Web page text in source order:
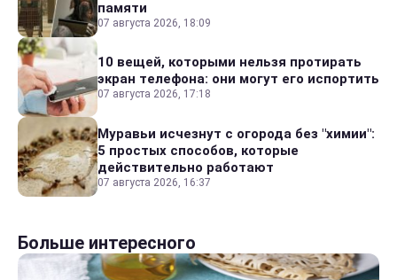
памяти
07 августа 2026, 18:09
10 вещей, которыми нельзя протирать
экран телефона: они могут его испортить
07 августа 2026, 17:18
Муравьи исчезнут с огорода без "химии":
5 простых способов, которые
действительно работают
07 августа 2026, 16:37
Больше интересного